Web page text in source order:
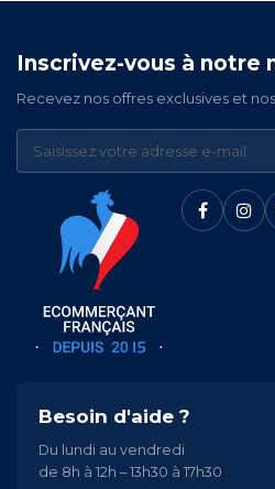
Inscrivez-vous à notre
Recevez nos offres exclusives et
Besoin d'aide ?
Du lundi au vendredi
de 8h à 12h – 13h30 à 17h30